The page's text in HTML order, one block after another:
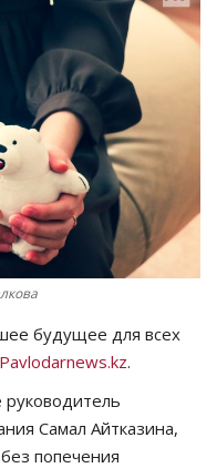
будущее для всех
.
руководитель
Самал Айтказина,
попечения